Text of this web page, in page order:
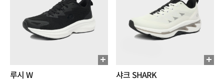
루시 W 샤크 SHARK